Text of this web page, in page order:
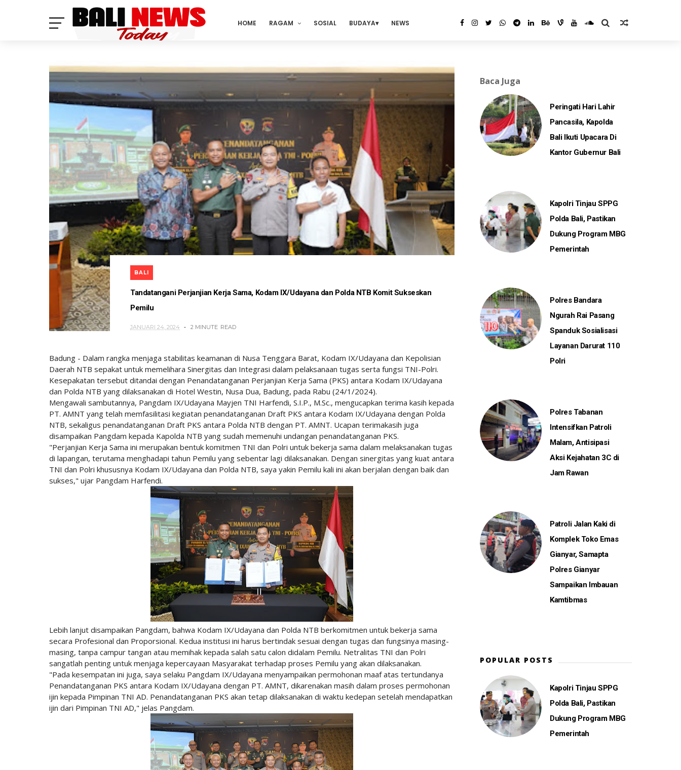
HOME RAGAM SOSIAL BUDAYA NEWS
BALI
Tandatangani Perjanjian Kerja Sama, Kodam IX/Udayana dan Polda NTB Komit Sukseskan
Pemilu
JANUARI 24, 2024 2 MINUTE READ
Badung - Dalam rangka menjaga stabilitas keamanan di Nusa Tenggara Barat, Kodam IX/Udayana dan Kepolisian
Daerah NTB sepakat untuk memelihara Sinergitas dan Integrasi dalam pelaksanaan tugas serta fungsi TNI-Polri.
Kesepakatan tersebut ditandai dengan Penandatanganan Perjanjian Kerja Sama (PKS) antara Kodam IX/Udayana
dan Polda NTB yang dilaksanakan di Hotel Westin, Nusa Dua, Badung, pada Rabu (24/1/2024).
Mengawali sambutannya, Pangdam IX/Udayana Mayjen TNI Harfendi, S.I.P., M.Sc., mengucapkan terima kasih kepada
PT. AMNT yang telah memfasilitasi kegiatan penandatanganan Draft PKS antara Kodam IX/Udayana dengan Polda
NTB, sekaligus penandatanganan Draft PKS antara Polda NTB dengan PT. AMNT. Ucapan terimakasih juga
disampaikan Pangdam kepada Kapolda NTB yang sudah memenuhi undangan penandatanganan PKS.
"Perjanjian Kerja Sama ini merupakan bentuk komitmen TNI dan Polri untuk bekerja sama dalam melaksanakan tugas
di lapangan, terutama menghadapi tahun Pemilu yang sebentar lagi dilaksanakan. Dengan sinergitas yang kuat antara
TNI dan Polri khususnya Kodam IX/Udayana dan Polda NTB, saya yakin Pemilu kali ini akan berjalan dengan baik dan
sukses," ujar Pangdam Harfendi.
Lebih lanjut disampaikan Pangdam, bahwa Kodam IX/Udayana dan Polda NTB berkomitmen untuk bekerja sama
secara Profesional dan Proporsional. Kedua institusi ini harus bertindak sesuai dengan tugas dan fungsinya masing-
masing, tanpa campur tangan atau memihak kepada salah satu calon didalam Pemilu. Netralitas TNI dan Polri
sangatlah penting untuk menjaga kepercayaan Masyarakat terhadap proses Pemilu yang akan dilaksanakan.
"Pada kesempatan ini juga, saya selaku Pangdam IX/Udayana menyampaikan permohonan maaf atas tertundanya
Penandatanganan PKS antara Kodam IX/Udayana dengan PT. AMNT, dikarenakan masih dalam proses permohonan
ijin kepada Pimpinan TNI AD. Penandatanganan PKS akan tetap dilaksanakan di waktu kedepan setelah mendapatkan
ijin dari Pimpinan TNI AD," jelas Pangdam.
Baca Juga
Peringati Hari Lahir
Pancasila, Kapolda
Bali Ikuti Upacara Di
Kantor Gubernur Bali
Kapolri Tinjau SPPG
Polda Bali, Pastikan
Dukung Program MBG
Pemerintah
Polres Bandara
Ngurah Rai Pasang
Spanduk Sosialisasi
Layanan Darurat 110
Polri
Polres Tabanan
Intensifkan Patroli
Malam, Antisipasi
Aksi Kejahatan 3C di
Jam Rawan
Patroli Jalan Kaki di
Komplek Toko Emas
Gianyar, Samapta
Polres Gianyar
Sampaikan Imbauan
Kamtibmas
POPULAR POSTS
Kapolri Tinjau SPPG
Polda Bali, Pastikan
Dukung Program MBG
Pemerintah